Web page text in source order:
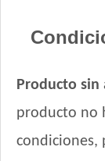
Producto sin
producto no
condiciones,